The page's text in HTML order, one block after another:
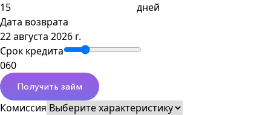
дней
Дата возврата
22 августа 2026 г.
Срок кредита
060
Получить займ
Комиссия